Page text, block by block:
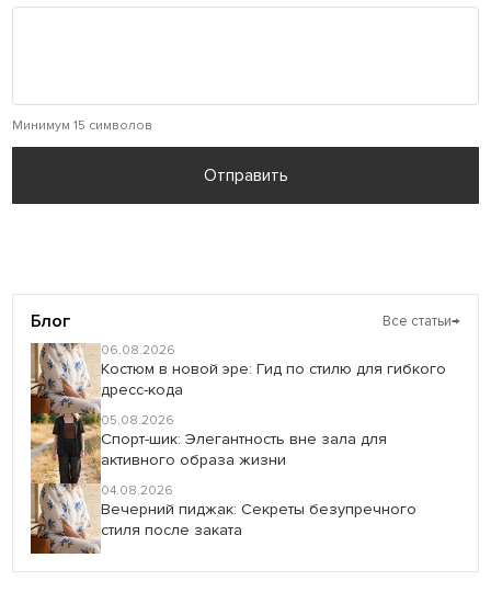
Минимум 15 символов
Отправить
Блог Все статьи→
06.08.2026
Костюм в новой эре: Гид по стилю для гибкого
дресс-кода
05.08.2026
Спорт-шик: Элегантность вне зала для
активного образа жизни
04.08.2026
Вечерний пиджак: Секреты безупречного
стиля после заката